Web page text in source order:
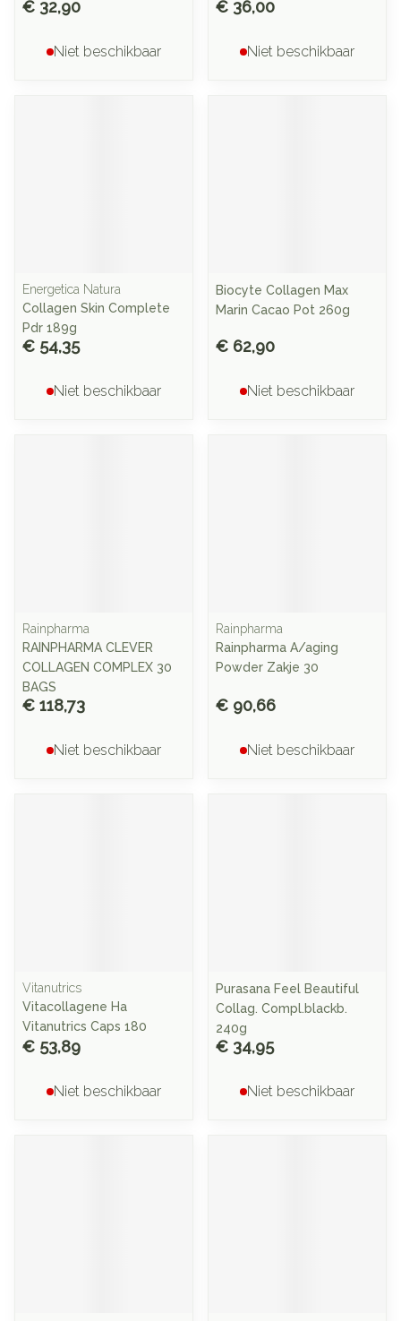
€ 32,90
Niet beschikbaar
€ 36,00
Niet beschikbaar
Energetica Natura
Collagen Skin Complete
Pdr 189g
€ 54,35
Niet beschikbaar
Biocyte Collagen Max
Marin Cacao Pot 260g
€ 62,90
Niet beschikbaar
Rainpharma
RAINPHARMA CLEVER
COLLAGEN COMPLEX 30
BAGS
€ 118,73
Niet beschikbaar
Rainpharma
Rainpharma A/aging
Powder Zakje 30
€ 90,66
Niet beschikbaar
Vitanutrics
Vitacollagene Ha
Vitanutrics Caps 180
€ 53,89
Niet beschikbaar
Purasana Feel Beautiful
Collag. Compl.blackb.
240g
€ 34,95
Niet beschikbaar